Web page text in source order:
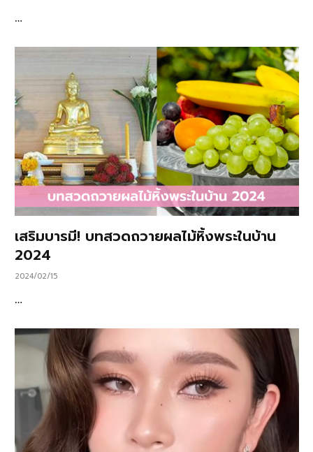
…
เสริมบารมี! บทสวดถวายผลไม้หิ้งพระในบ้าน
2024
2024/02/15
…